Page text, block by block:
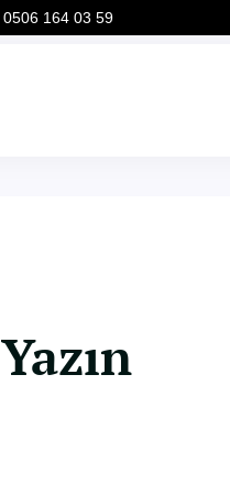
0506 164 03 59